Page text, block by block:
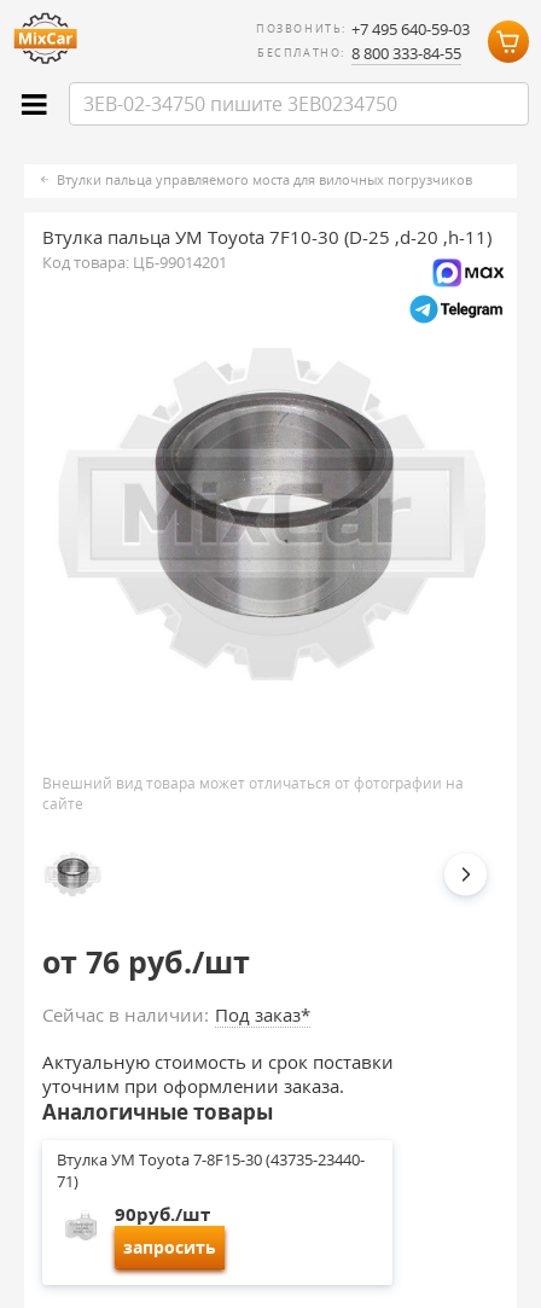
ПОЗВОНИТЬ: +7 495 640-59-03
БЕСПЛАТНО: 8 800 333-84-55
Втулки пальца управляемого моста для вилочных погрузчиков
Втулка пальца УМ Toyota 7F10-30 (D-25 ,d-20 ,h-11)
Код товара: ЦБ-99014201
Внешний вид товара может отличаться от фотографии на
сайте
от 76 руб./шт
Сейчас в наличии: Под заказ*
Актуальную стоимость и срок поставки
уточним при оформлении заказа.
Аналогичные товары
Втулка УМ Toyota 7-8F15-30 (43735-23440-
71)
90руб./шт
запросить